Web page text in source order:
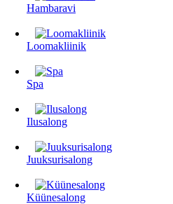
Hambaravi
Loomakliinik
Spa
Ilusalong
Juuksurisalong
Küünesalong